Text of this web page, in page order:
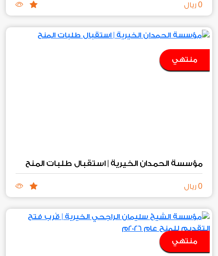
0 ريال
منتهي
مؤسسة الحمدان الخيرية | استقبال طلبات المنح
0 ريال
منتهي